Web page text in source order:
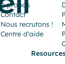
À propos
Contact
Nous recrutons !
Centre d'aide